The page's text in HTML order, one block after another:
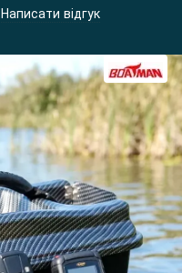
Написати відгук